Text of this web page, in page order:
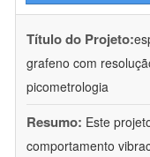
Título do Projeto:
grafeno com
picometrologia
Resumo: Este
comportamento